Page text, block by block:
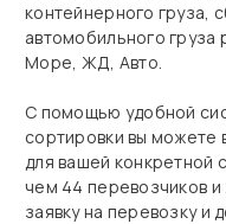
контейнерного груза,
автомобильного груза
Море, ЖД, Авто.
С помощью удобной
сортировки вы можете
для вашей конкретной
чем 44 перевозчиков
заявку на перевозку и